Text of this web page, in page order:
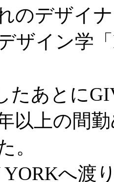
のデザイ
ザイン学
たあとに
以上の間
。
へ渡